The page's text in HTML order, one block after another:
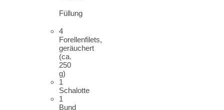
Füllung
4
Forellenfilets,
geräuchert
(ca.
250
g)
1
Schalotte
1
Bund